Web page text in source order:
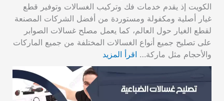
الكويت إذ يقدم خدمات فك وتركيب الغسالات وتوفير قطع
غيار أصلية ومكفولة ومستوردة من أفضل الشركات المصنعة
لقطع الغيار حول العالم، كما يعمل مصلح غسالات الصوابر
على تصليح جميع أنواع الغسالات المختلفة من جميع الماركات
والأحجام مثل ماركة… اقرأ المزيد